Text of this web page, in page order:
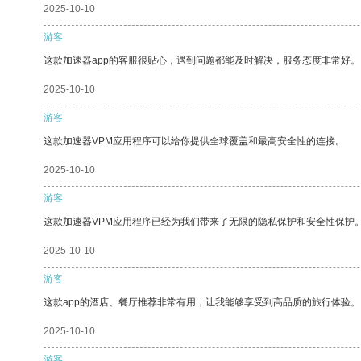
2025-10-10
游客
这款加速器app的客服很贴心，遇到问题都能及时解决，服务态度非常好。
2025-10-10
游客
这款加速器VPM应用程序可以给你提供全球覆盖和最高安全性的连接。
2025-10-10
游客
这款加速器VPM应用程序已经为我们带来了无限的隐私保护和安全性保护
2025-10-10
游客
这款app的酒店、餐厅推荐非常有用，让我能够享受到高品质的旅行体验。
2025-10-10